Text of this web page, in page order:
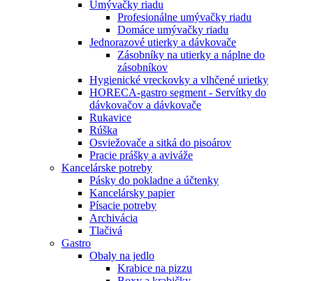
Umývačky riadu
Profesionálne umývačky riadu
Domáce umývačky riadu
Jednorazové utierky a dávkovače
Zásobníky na utierky a náplne do
zásobníkov
Hygienické vreckovky a vlhčené urietky
HORECA-gastro segment - Servítky do
dávkovačov a dávkovače
Rukavice
Rúška
Osviežovače a sitká do pisoárov
Pracie prášky a aviváže
Kancelárske potreby
Pásky do pokladne a účtenky
Kancelársky papier
Písacie potreby
Archivácia
Tlačivá
Gastro
Obaly na jedlo
Krabice na pizzu